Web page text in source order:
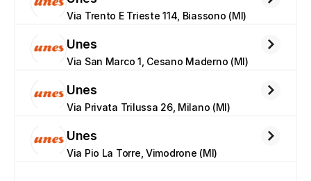
Via Trento E Trieste 114, Biassono (MI)
Unes
Via San Marco 1, Cesano Maderno (MI)
Unes
Via Privata Trilussa 26, Milano (MI)
Unes
Via Pio La Torre, Vimodrone (MI)